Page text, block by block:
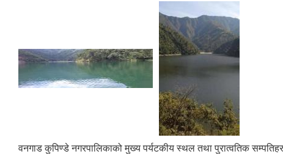
वनगाड कुपिण्डे नगरपालिकाको मुख्य पर्यटकीय स्थल तथा पुरात्वतिक